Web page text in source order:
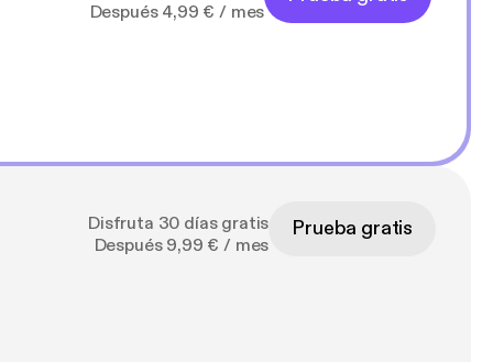
Después 4,99 € / mes
Disfruta 30 días gratis
Después 9,99 € / mes
Prueba gratis